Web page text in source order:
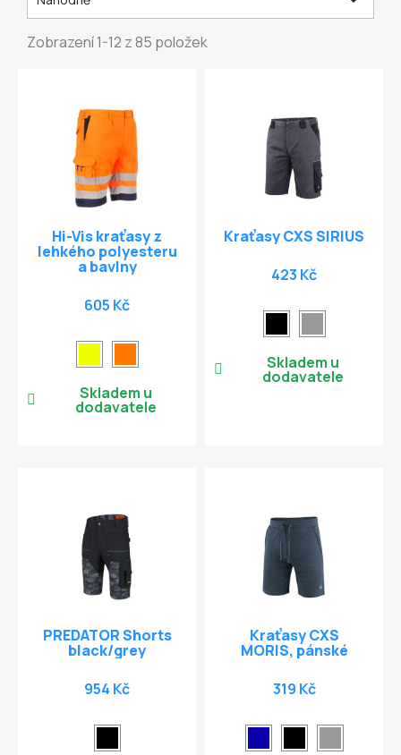
Zobrazení 1-12 z 85 položek
Hi-Vis kraťasy z
lehkého polyesteru
a bavlny
605 Kč
Skladem u
dodavatele
Kraťasy CXS SIRIUS
423 Kč
Skladem u
dodavatele
PREDATOR Shorts
black/grey
954 Kč
Kraťasy CXS
MORIS, pánské
319 Kč